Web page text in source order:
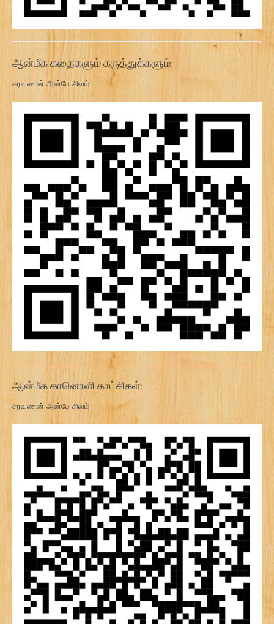
ஆன்மீக கதைகளும் கருத்துக்களும்:
சரவணன் அன்பே சிவம்
ஆன்மீக கானொளி காட்சிகள்:
சரவணன் அன்பே சிவம்